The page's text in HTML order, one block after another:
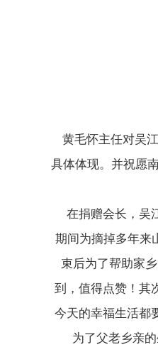
黄毛怀主任对吴
具体体现。 并祝愿
在捐赠会长，吴
期间为摘掉多年来
束后为了帮助家
到，值得点赞！ 其
今天的幸福生活都
为了父老乡亲